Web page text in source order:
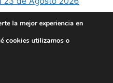
Consultar la
Medieval con
la mejor experiencia en
cookies utilizamos o